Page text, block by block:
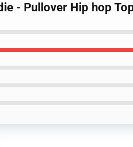
- Pullover Hip hop